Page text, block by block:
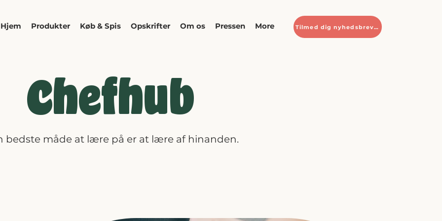
Hjem Produkter Køb & Spis Opskrifter Om os Pressen More Tilmed dig nyhedsbrevet
Chefhub
bedste måde at lære på er at lære af hinanden.